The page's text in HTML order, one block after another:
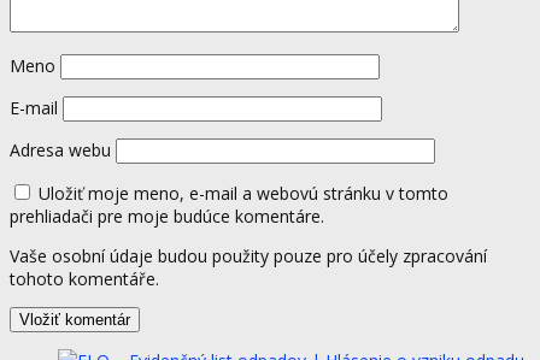
Meno
E-mail
Adresa webu
Uložiť moje meno, e-mail a webovú stránku v tomto
prehliadači pre moje budúce komentáre.
Vaše osobní údaje budou použity pouze pro účely zpracování
tohoto komentáře.